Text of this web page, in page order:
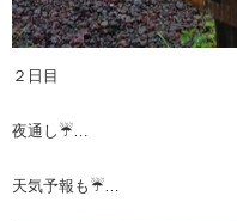
２日目
夜通し☔…
天気予報も☔…